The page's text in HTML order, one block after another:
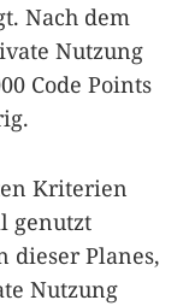
Nach dem
Nutzung
Code Points
Kriterien
genutzt
dieser Planes,
Nutzung